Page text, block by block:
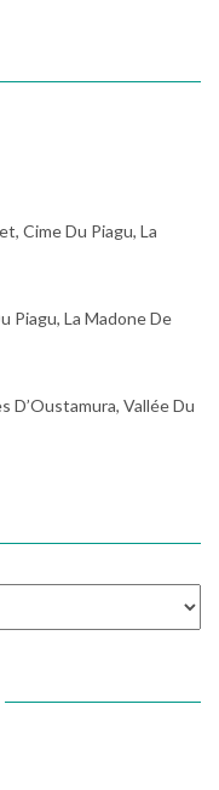
Cime Du Piagu, La
Piagu, La Madone De
D’Oustamura, Vallée Du